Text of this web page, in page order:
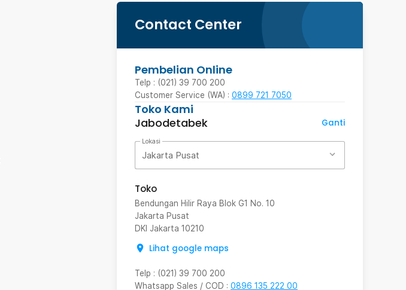
Contact Center
Pembelian Online
Telp : (021) 39 700 200
Customer Service (WA) : 0899 721 7050
Toko Kami
Jabodetabek
Ganti
Lokasi
Jakarta Pusat
Toko
Bendungan Hilir Raya Blok G1 No. 10
Jakarta Pusat
DKI Jakarta 10210
Lihat google maps
Telp : (021) 39 700 200
Whatsapp Sales / COD : 0896 135 222 00